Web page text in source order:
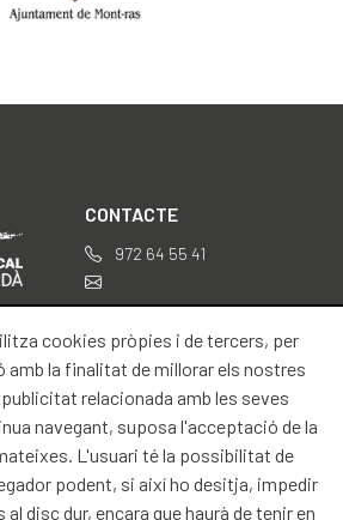
CONTACTE
972 64 55 41
professionals@baixemporda.cat
INFORMACIÓ LEGAL
Avís legal
cookies pròpies i de tercers, per
la finalitat de millorar els nostres
relacionada amb les seves
navegant, suposa l'acceptació de la
L'usuari té la possibilitat de
podent, si així ho desitja, impedir
al disc dur, encara que haurà de tenir en